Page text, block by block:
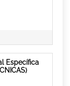
Específica